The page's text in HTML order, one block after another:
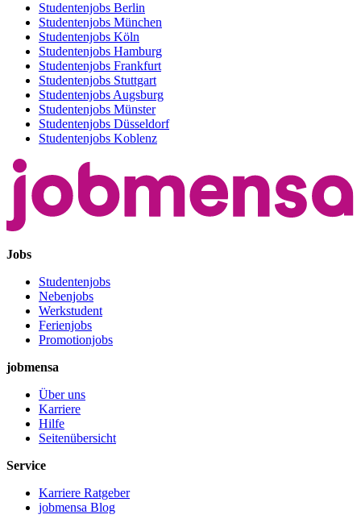
Studentenjobs Berlin
Studentenjobs München
Studentenjobs Köln
Studentenjobs Hamburg
Studentenjobs Frankfurt
Studentenjobs Stuttgart
Studentenjobs Augsburg
Studentenjobs Münster
Studentenjobs Düsseldorf
Studentenjobs Koblenz
Jobs
Studentenjobs
Nebenjobs
Werkstudent
Ferienjobs
Promotionjobs
jobmensa
Über uns
Karriere
Hilfe
Seitenübersicht
Service
Karriere Ratgeber
jobmensa Blog